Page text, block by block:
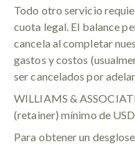
Todo otro servicio
cuota legal. El balance
cancela al completar
gastos y costos
ser cancelados por
WILLIAMS &
(retainer) mínimo de
Para obtener un